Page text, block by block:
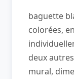
baguette
colorées,
deux
mural,